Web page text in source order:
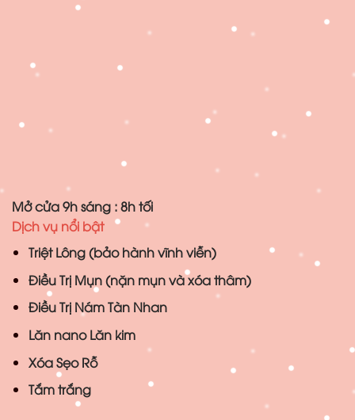
Mở cửa 9h sáng : 8h tối
Dịch vụ nổi bật
Triệt Lông (bảo hành vĩnh viễn)
Điều Trị Mụn (nặn mụn và xóa thâm)
Điều Trị Nám Tàn Nhan
Lăn nano Lăn kim
Xóa Sẹo Rỗ
Tắm trắng